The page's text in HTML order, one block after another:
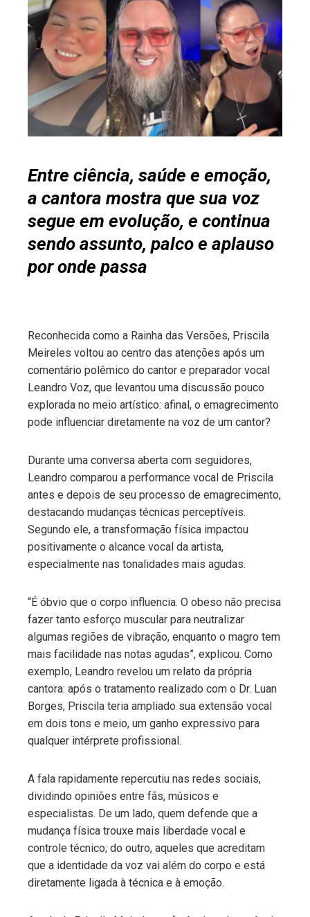
Entre ciência, saúde e emoção,
a cantora mostra que sua voz
segue em evolução, e continua
sendo assunto, palco e aplauso
por onde passa
Reconhecida como a Rainha das Versões, Priscila
Meireles voltou ao centro das atenções após um
comentário polêmico do cantor e preparador vocal
Leandro Voz, que levantou uma discussão pouco
explorada no meio artístico: afinal, o emagrecimento
pode influenciar diretamente na voz de um cantor?
Durante uma conversa aberta com seguidores,
Leandro comparou a performance vocal de Priscila
antes e depois de seu processo de emagrecimento,
destacando mudanças técnicas perceptíveis.
Segundo ele, a transformação física impactou
positivamente o alcance vocal da artista,
especialmente nas tonalidades mais agudas.
“É óbvio que o corpo influencia. O obeso não precisa
fazer tanto esforço muscular para neutralizar
algumas regiões de vibração, enquanto o magro tem
mais facilidade nas notas agudas”, explicou. Como
exemplo, Leandro revelou um relato da própria
cantora: após o tratamento realizado com o Dr. Luan
Borges, Priscila teria ampliado sua extensão vocal
em dois tons e meio, um ganho expressivo para
qualquer intérprete profissional.
A fala rapidamente repercutiu nas redes sociais,
dividindo opiniões entre fãs, músicos e
especialistas. De um lado, quem defende que a
mudança física trouxe mais liberdade vocal e
controle técnico; do outro, aqueles que acreditam
que a identidade da voz vai além do corpo e está
diretamente ligada à técnica e à emoção.